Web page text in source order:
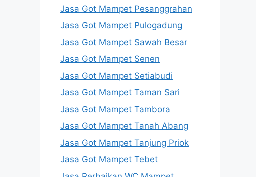
Jasa Got Mampet Pesanggrahan
Jasa Got Mampet Pulogadung
Jasa Got Mampet Sawah Besar
Jasa Got Mampet Senen
Jasa Got Mampet Setiabudi
Jasa Got Mampet Taman Sari
Jasa Got Mampet Tambora
Jasa Got Mampet Tanah Abang
Jasa Got Mampet Tanjung Priok
Jasa Got Mampet Tebet